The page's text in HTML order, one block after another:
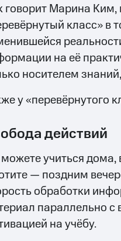
говорит Марина Ким,
класс» в
на её
носителем
у «перевёрнутого
действий
учиться дома,
— поздним
обработки
параллельно с
на учёбу.